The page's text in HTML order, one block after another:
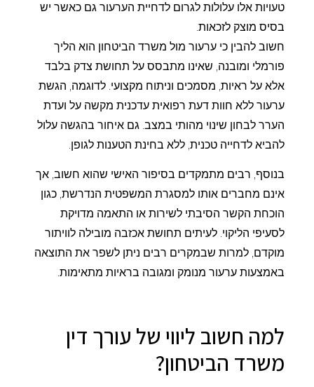
טעויות אלו עלולות לגרום לדחיית הערעור גם כאשר יש
בסיס מוצק לזכאות.
חשוב להבין כי ערעור מול משרד הביטחון הוא הליך
פורמלי ומובנה, שאינו מתבסס על תחושת צדק בלבד
אלא על ראיות, מסמכים וניתוח מקצועי. לדוגמה, הגשת
ערעור ללא חוות דעת רפואית עדכנית מקשה על ועדת
הערר לבחון שינוי מהותי במצב. גם איחור בהגשה עלול
להביא לדחייה טכנית, ללא בחינת הטענות לגופן.
בנוסף, רבים מתמקדים בסיפור האישי שהוא חשוב, אך
אינם מחברים אותו למסגרת המשפטית הנדרשת, כגון
הוכחת הקשר הסיבתי לשירות או התאמה מדויקת
לסעיפי הליקוי. לעיתים תחושת אכזבה מובילה לוויתור
מוקדם, למרות שבמקרים רבים ניתן לשפר את התוצאה
באמצעות ערעור מנומק ומגובה בראיות מתאימות.
למה חשוב ליווי של עורך דין
משרד הביטחון?